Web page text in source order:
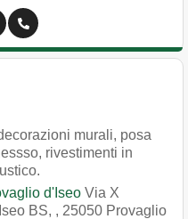
murali, posa
rivestimenti in
d'Iseo Via X
BS, , 25050 Provaglio